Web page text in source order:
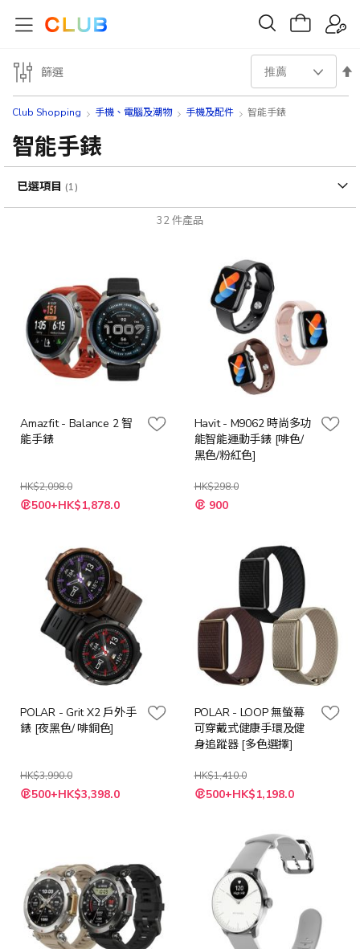
Club Shopping 手機、電腦及潮物 手機及配件 智能手錶
智能手錶
32件產品
設
序
方
Amazfit - Balance 2 智
能手錶
HK$2,098.0
特
殊 500+HK$1,878.0
Havit - M9062 時尚多功
能智能運動手錶 [啡色/
黑色/粉紅色]
HK$298.0
900
POLAR - Grit X2 戶外手
錶 [夜黑色/ 啡銅色]
HK$3,990.0
500+HK$3,398.0
POLAR - LOOP 無螢幕
可穿戴式健康手環及健
身追蹤器 [多色選擇]
HK$1,410.0
500+HK$1,198.0
篩選
已選項目